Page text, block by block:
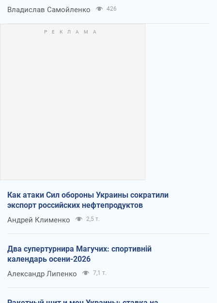
Владислав Самойленко 426
Как атаки Сил обороны Украины сократили
экспорт российских нефтепродуктов
Андрей Клименко 2,5 т.
Два супертурнира Магучих: спортивній
календарь осени-2026
Александр Липенко 7,1 т.